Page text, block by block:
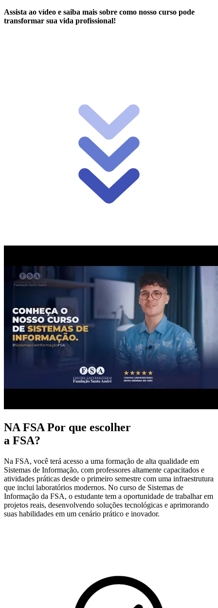
Assista ao vídeo e saiba mais sobre como nosso curso pode
transformar sua vida profissional!
NA FSA Por que escolher
a FSA?
Na FSA, você terá acesso a uma formação de alta qualidade em
Sistemas de Informação, com professores altamente capacitados e
atividades práticas desde o primeiro semestre com uma infraestrutura
que inclui laboratórios modernos. No curso de Sistemas de
Informação da FSA, o estudante tem a oportunidade de trabalhar em
projetos reais, desenvolvendo soluções tecnológicas e aprimorando
suas habilidades em um cenário prático e inovador.